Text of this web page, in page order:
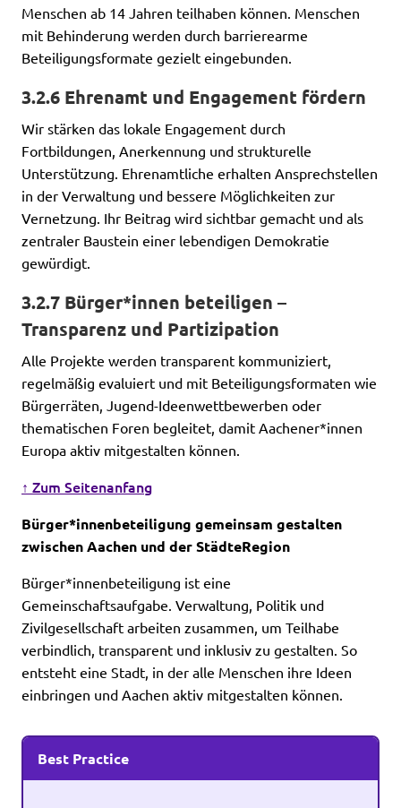
Menschen ab 14 Jahren teilhaben können. Menschen
mit Behinderung werden durch barrierearme
Beteiligungsformate gezielt eingebunden.
3.2.6 Ehrenamt und Engagement fördern
Wir stärken das lokale Engagement durch
Fortbildungen, Anerkennung und strukturelle
Unterstützung. Ehrenamtliche erhalten Ansprechstellen
in der Verwaltung und bessere Möglichkeiten zur
Vernetzung. Ihr Beitrag wird sichtbar gemacht und als
zentraler Baustein einer lebendigen Demokratie
gewürdigt.
3.2.7 Bürger*innen beteiligen –
Transparenz und Partizipation
Alle Projekte werden transparent kommuniziert,
regelmäßig evaluiert und mit Beteiligungsformaten wie
Bürgerräten, Jugend-Ideenwettbewerben oder
thematischen Foren begleitet, damit Aachener*innen
Europa aktiv mitgestalten können.
↑ Zum Seitenanfang
Bürger*innenbeteiligung gemeinsam gestalten
zwischen Aachen und der StädteRegion
Bürger*innenbeteiligung ist eine
Gemeinschaftsaufgabe. Verwaltung, Politik und
Zivilgesellschaft arbeiten zusammen, um Teilhabe
verbindlich, transparent und inklusiv zu gestalten. So
entsteht eine Stadt, in der alle Menschen ihre Ideen
einbringen und Aachen aktiv mitgestalten können.
Best Practice